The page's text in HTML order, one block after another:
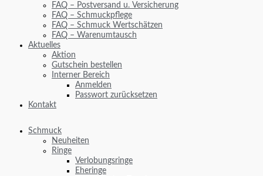
FAQ – Postversand u. Versicherung
FAQ – Schmuckpflege
FAQ – Schmuck Wertschätzen
FAQ – Warenumtausch
Aktuelles
Aktion
Gutschein bestellen
Interner Bereich
Anmelden
Passwort zurücksetzen
Kontakt
Schmuck
Neuheiten
Ringe
Verlobungsringe
Eheringe